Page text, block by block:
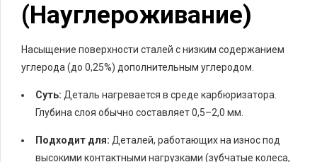
(Науглероживание)
Насыщение поверхности сталей с низким содержанием
углерода (до 0,25%) дополнительным углеродом.
Суть: Деталь нагревается в среде карбюризатора.
Глубина слоя обычно составляет 0,5–2,0 мм.
Подходит для: Деталей, работающих на износ под
высокими контактными нагрузками (зубчатые колеса,